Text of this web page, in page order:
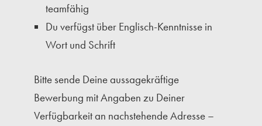
teamfähig
Du verfügst über Englisch-Kenntnisse in
Wort und Schrift
Bitte sende Deine aussagekräftige
Bewerbung mit Angaben zu Deiner
Verfügbarkeit an nachstehende Adresse –